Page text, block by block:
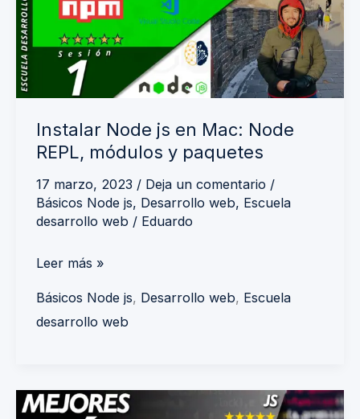
Instalar Node js en Mac: Node
REPL, módulos y paquetes
17 marzo, 2023 / Deja un comentario /
Básicos Node js, Desarrollo web, Escuela
desarrollo web / Eduardo
Mac:
Node
REPL,
módulos
paquetes
Leer más »
Básicos Node js, Desarrollo web, Escuela
desarrollo web
7